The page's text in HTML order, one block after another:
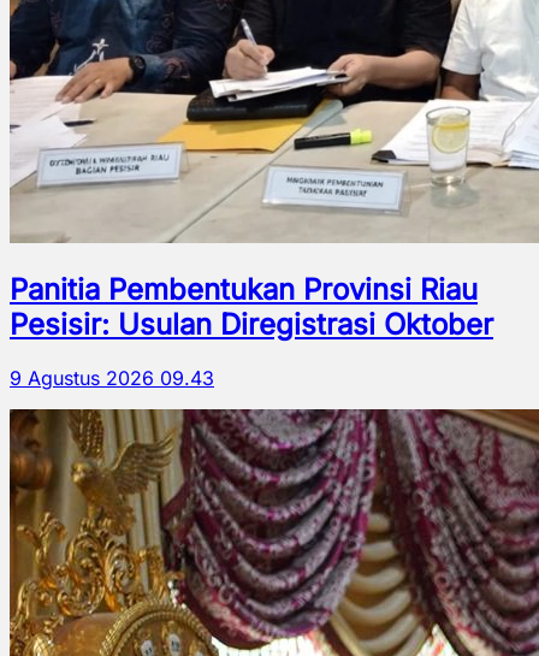
Panitia Pembentukan Provinsi Riau
Pesisir: Usulan Diregistrasi Oktober
9 Agustus 2026 09.43